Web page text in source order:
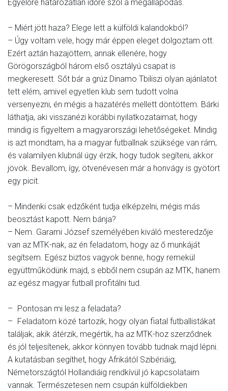
Egyelőre határozatlan időre szól a megállapodás.
– Miért jött haza? Elege lett a külföldi kalandokból?
– Úgy voltam vele, hogy már éppen eleget dolgoztam ott.
Ezért aztán hazajöttem, annak ellenére, hogy
Görögországból három első osztályú csapat is
megkeresett. Sőt bár a grúz Dinamo Tbiliszi olyan ajánlatot
tett elém, amivel egyetlen klub sem tudott volna
versenyezni, én mégis a hazatérés mellett döntöttem. Bárki
láthatja, aki visszanézi korábbi nyilatkozataimat, hogy
mindig is figyeltem a magyarországi lehetőségeket. Mindig
is azt mondtam, ha a magyar futballnak szüksége van rám,
és valamilyen klubnál úgy érzik, hogy tudok segíteni, akkor
jövök. Bevallom, így, ötvenévesen már a honvágy is gyötört
egy picit.
– Mindenki csak edzőként tudja elképzelni, mégis más
beosztást kapott. Nem bánja?
– Nem. Garami József személyében kiváló mesteredzője
van az MTK-nak, az én feladatom, hogy az ő munkáját
segítsem. Egész biztos vagyok benne, hogy remekül
együttműködünk majd, s ebből nem csupán az MTK, hanem
az egész magyar futball profitálni tud.
– Pontosan mi lesz a feladata?
– Feladatom közé tartozik, hogy olyan fiatal futballistákat
találjak, akik átérzik, megértik, ha az MTK-hoz szerződnek
és jól teljesítenek, akkor könnyen tovább tudnak majd lépni.
A kutatásban segíthet, hogy Afrikától Szibériáig,
Németországtól Hollandiáig rendkívül jó kapcsola­taim
vannak. Természetesen nem csupán külföldiekben